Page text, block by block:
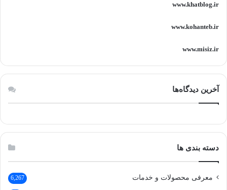
www.khatblog.ir
www.kohanteb.ir
www.misiz.ir
آخرین دیدگاه‌ها
دسته بندی ها
معرفی محصولات و خدمات 6,267